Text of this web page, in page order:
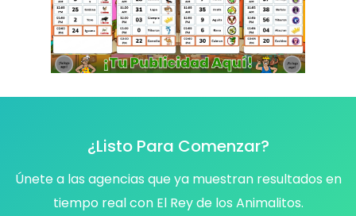
¿Listo Para Comenzar?
Únete a las agencias que ya muestran resultados en
tiempo real con El Rey de los Animalitos.